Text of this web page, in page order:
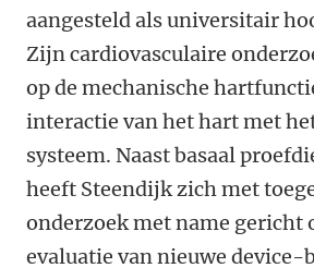
aangesteld als universitair
Zijn cardiovasculaire
op de mechanische
interactie van het hart met
systeem. Naast basaal
heeft Steendijk zich met
onderzoek met name gericht
evaluatie van nieuwe device-